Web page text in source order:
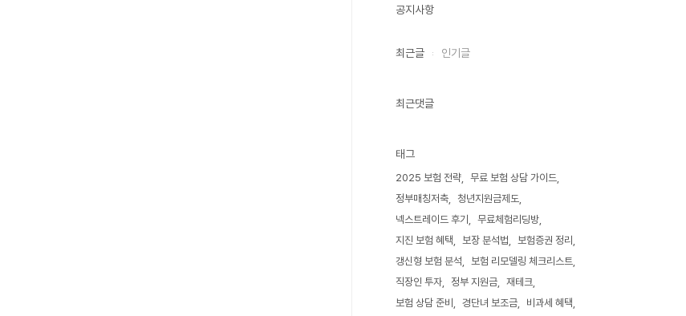
공지사항
최근글 인기글
최근댓글
태그
2025 보험 전략
무료 보험 상담 가이드
정부매칭저축
청년지원금제도
넥스트레이드 후기
무료체험리딩방
지진 보험 혜택
보장 분석법
보험증권 정리
갱신형 보험 분석
보험 리모델링 체크리스트
직장인 투자
정부 지원금
재테크
보험 상담 준비
경단녀 보조금
비과세 혜택